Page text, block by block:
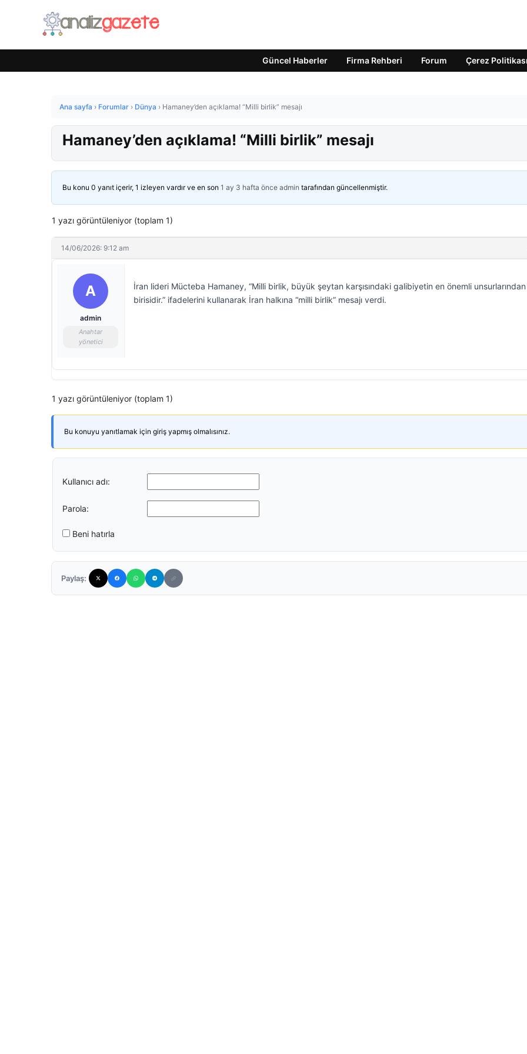
Güncel Haberler Firma Rehberi Forum Çerez Politikası
Ana sayfa › Forumlar › Dünya › Hamaney’den açıklama! “Milli birlik” mesajı
Hamaney’den açıklama! “Milli birlik” mesajı
Bu konu 0 yanıt içerir, 1 izleyen vardır ve en son 1 ay 3 hafta önce admin tarafından güncellenmiştir.
1 yazı görüntüleniyor (toplam 1)
14/06/2026: 9:12 am
A
admin
Anahtar
yönetici
İran lideri Mücteba Hamaney, “Milli birlik, büyük şeytan karşısındaki galibiyetin en önemli unsurlarından
birisidir.” ifadelerini kullanarak İran halkına “milli birlik” mesajı verdi.
1 yazı görüntüleniyor (toplam 1)
Bu konuyu yanıtlamak için giriş yapmış olmalısınız.
Kullanıcı adı:
Parola:
Beni hatırla
Paylaş: